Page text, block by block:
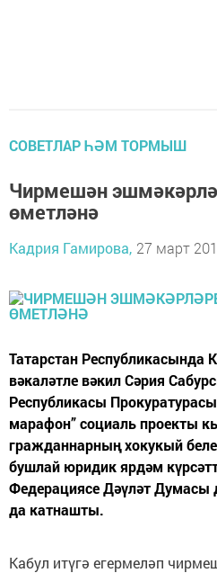
СОВЕТЛАР ҺӘМ ТОРМЫШ
Чирмешән
өметләнә
Кадрия Гамирова, 27 март
Татарстан Республикасында
вәкаләтле вәкил Сәрия
Республикасы
марафон” социаль проекты
гражданнарның хокукый
бушлай юридик ярдәм
Федерациясе Дәүләт Думасы
да катнашты.
Кабул итүгә егермеләп